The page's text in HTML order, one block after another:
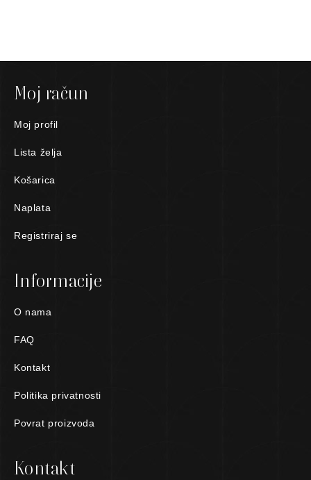
Moj račun
Moj profil
Lista želja
Košarica
Naplata
Registriraj se
Informacije
O nama
FAQ
Kontakt
Politika privatnosti
Povrat proizvoda
Kontakt